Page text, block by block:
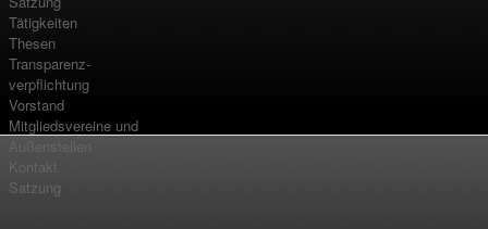
Tätigkeiten
Thesen
Transparenz-
verpflichtung
Vorstand
Mitgliedsvereine und
Außenstellen
Kontakt
Satzung